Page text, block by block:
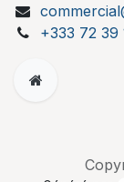
+333 72 39